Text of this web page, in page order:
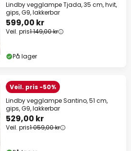
Lindby vegglampe Tjada, 35 cm, hvit,
gips, G9, lakkerbar
599,00 kr
Veil. pris1 149,00 kr
På lager
Veil. pris -50%
Lindby vegglampe Santino, 51 cm,
gips, G9, lakkerbar
529,00 kr
Veil. pris1 059,00 kr